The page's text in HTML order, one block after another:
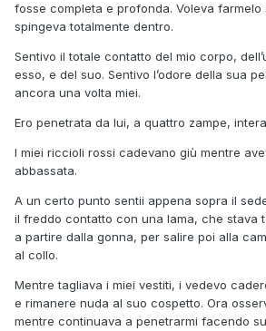
fosse completa e profonda. Voleva farmelo
spingeva totalmente dentro.
Sentivo il totale contatto del mio corpo,
esso, e del suo. Sentivo l’odore della sua
ancora una volta miei.
Ero penetrata da lui, a quattro zampe,
I miei riccioli rossi cadevano giù mentre
abbassata.
A un certo punto sentii appena sopra il
il freddo contatto con una lama, che stava
a partire dalla gonna, per salire poi alla
al collo.
Mentre tagliava i miei vestiti, i vedevo
e rimanere nuda al suo cospetto. Ora
mentre continuava a penetrarmi facendo